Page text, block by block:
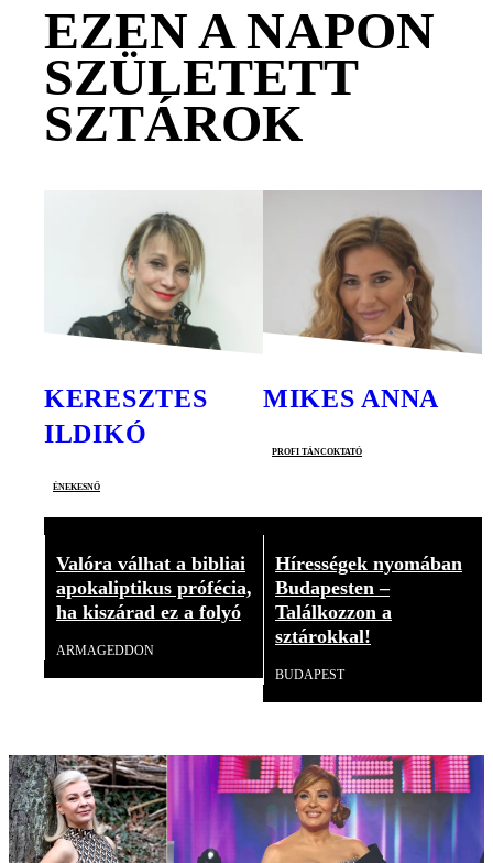
EZEN A NAPON
SZÜLETETT
SZTÁROK
KERESZTES
ILDIKÓ
énekesnő
MIKES ANNA
profi táncoktató
Valóra válhat a bibliai
apokaliptikus prófécia,
ha kiszárad ez a folyó
ARMAGEDDON
Hírességek nyomában
Budapesten –
Találkozzon a
sztárokkal!
BUDAPEST